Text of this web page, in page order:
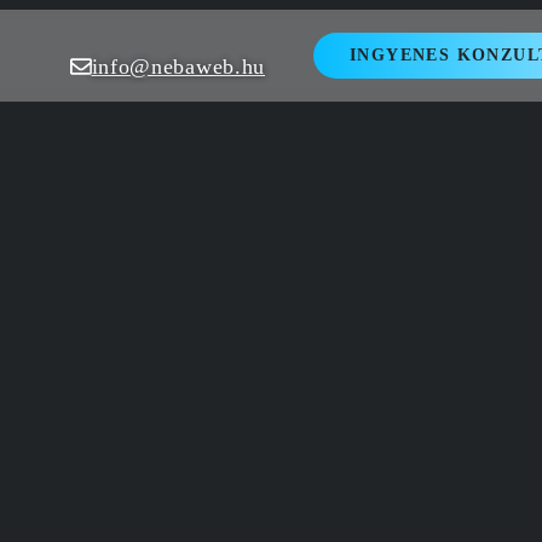
info@nebaweb.hu INGYENES